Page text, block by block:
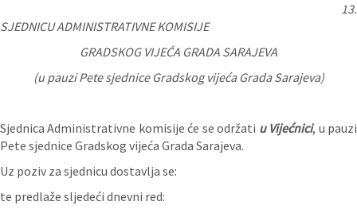
13.
SJEDNICU ADMINISTRATIVNE KOMISIJE
GRADSKOG VIJEĆA GRADA SARAJEVA
(u pauzi Pete sjednice Gradskog vijeća Grada Sarajeva)
Sjednica Administrativne komisije će se održati u Vijećnici, u pauzi
Pete sjednice Gradskog vijeća Grada Sarajeva.
Uz poziv za sjednicu dostavlja se:
te predlaže sljedeći dnevni red: